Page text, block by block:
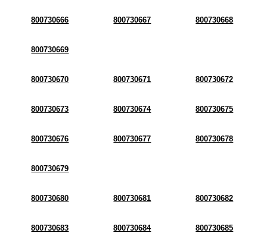
800730666 800730667 800730668
800730669
800730670 800730671 800730672
800730673 800730674 800730675
800730676 800730677 800730678
800730679
800730680 800730681 800730682
800730683 800730684 800730685